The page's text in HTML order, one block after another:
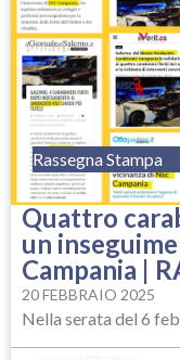
Rassegna Stampa
Quattro
un
Campania |
20 FEBBRAIO 2025
Nella serata del 6